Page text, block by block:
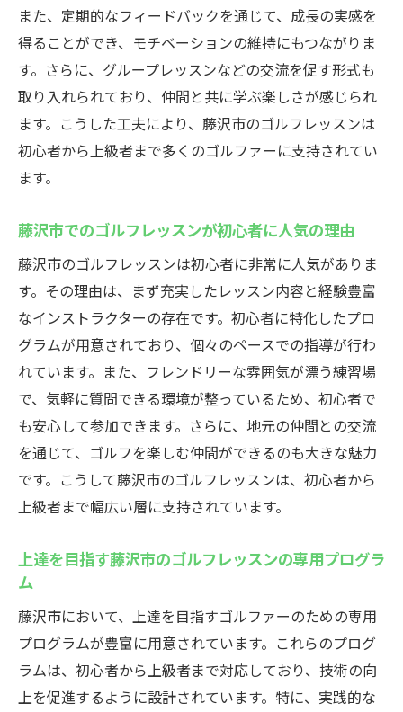
また、定期的なフィードバックを通じて、成長の実感を
得ることができ、モチベーションの維持にもつながりま
す。さらに、グループレッスンなどの交流を促す形式も
取り入れられており、仲間と共に学ぶ楽しさが感じられ
ます。こうした工夫により、藤沢市のゴルフレッスンは
初心者から上級者まで多くのゴルファーに支持されてい
ます。
藤沢市でのゴルフレッスンが初心者に人気の理由
藤沢市のゴルフレッスンは初心者に非常に人気がありま
す。その理由は、まず充実したレッスン内容と経験豊富
なインストラクターの存在です。初心者に特化したプロ
グラムが用意されており、個々のペースでの指導が行わ
れています。また、フレンドリーな雰囲気が漂う練習場
で、気軽に質問できる環境が整っているため、初心者で
も安心して参加できます。さらに、地元の仲間との交流
を通じて、ゴルフを楽しむ仲間ができるのも大きな魅力
です。こうして藤沢市のゴルフレッスンは、初心者から
上級者まで幅広い層に支持されています。
上達を目指す藤沢市のゴルフレッスンの専用プログラ
ム
藤沢市において、上達を目指すゴルファーのための専用
プログラムが豊富に用意されています。これらのプログ
ラムは、初心者から上級者まで対応しており、技術の向
上を促進するように設計されています。特に、実践的な